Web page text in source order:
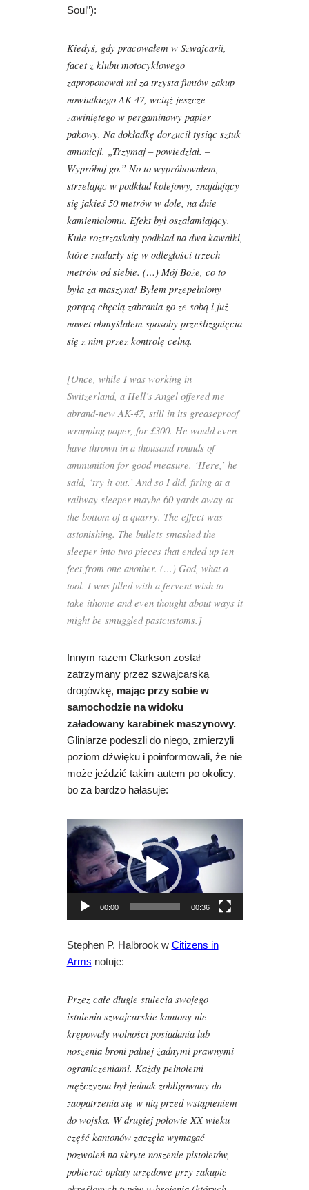
Soul”):
Kiedyś, gdy pracowałem w Szwajcarii,
facet z klubu motocyklowego
zaproponował mi za trzysta funtów zakup
nowiutkiego AK-47, wciąż jeszcze
zawiniętego w pergaminowy papier
pakowy. Na dokładkę dorzucił tysiąc sztuk
amunicji. „Trzymaj – powiedział. –
Wypróbuj go.” No to wypróbowałem,
strzelając w podkład kolejowy, znajdujący
się jakieś 50 metrów w dole, na dnie
kamieniołomu. Efekt był oszałamiający.
Kule roztrzaskały podkład na dwa kawałki,
które znalazły się w odległości trzech
metrów od siebie. (…) Mój Boże, co to
była za maszyna! Byłem przepełniony
gorącą chęcią zabrania go ze sobą i już
nawet obmyślałem sposoby prześlizgnięcia
się z nim przez kontrolę celną.
[Once, while I was working in
Switzerland, a Hell’s Angel offered me
abrand-new AK-47, still in its greaseproof
wrapping paper, for £300. He would even
have thrown in a thousand rounds of
ammunition for good measure. ‘Here,’ he
said, ‘try it out.’ And so I did, firing at a
railway sleeper maybe 60 yards away at
the bottom of a quarry. The effect was
astonishing. The bullets smashed the
sleeper into two pieces that ended up ten
feet from one another. (…) God, what a
tool. I was filled with a fervent wish to
take ithome and even thought about ways it
might be smuggled pastcustoms.]
Innym razem Clarkson został
zatrzymany przez szwajcarską
drogówkę, mając przy sobie w
samochodzie na widoku
załadowany karabinek maszynowy.
Gliniarze podeszli do niego, zmierzyli
poziom dźwięku i poinformowali, że nie
może jeździć takim autem po okolicy,
bo za bardzo hałasuje:
d
t
w
a
r
a
e
o
00:00 00:36
Stephen P. Halbrook w Citizens in
Arms notuje:
Przez całe długie stulecia swojego
istnienia szwajcarskie kantony nie
krępowały wolności posiadania lub
noszenia broni palnej żadnymi prawnymi
ograniczeniami. Każdy pełnoletni
mężczyzna był jednak zobligowany do
zaopatrzenia się w nią przed wstąpieniem
do wojska. W drugiej połowie XX wieku
część kantonów zaczęła wymagać
pozwoleń na skryte noszenie pistoletów,
pobierać opłaty urzędowe przy zakupie